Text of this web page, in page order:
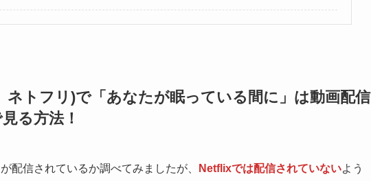
トフリ)で「あなたが眠っている間に」は動画配信
る方法！
配信されているか調べてみましたが、 Netflixでは配信されていないよう